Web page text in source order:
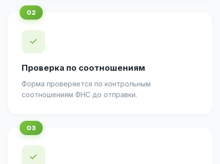
✓
Проверка по соотношениям
Форма проверяется по контрольным
соотношениям ФНС до отправки.
✓